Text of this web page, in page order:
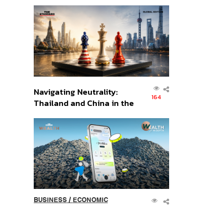
ส่วนยุทธศาสตร์ไทย –
อินโดนีเซีย
Navigating Neutrality:
Thailand and China in the
Order
164
BUSINESS/ ECONOMIC